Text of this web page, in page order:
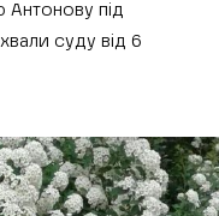
Антонову під
суду від 6